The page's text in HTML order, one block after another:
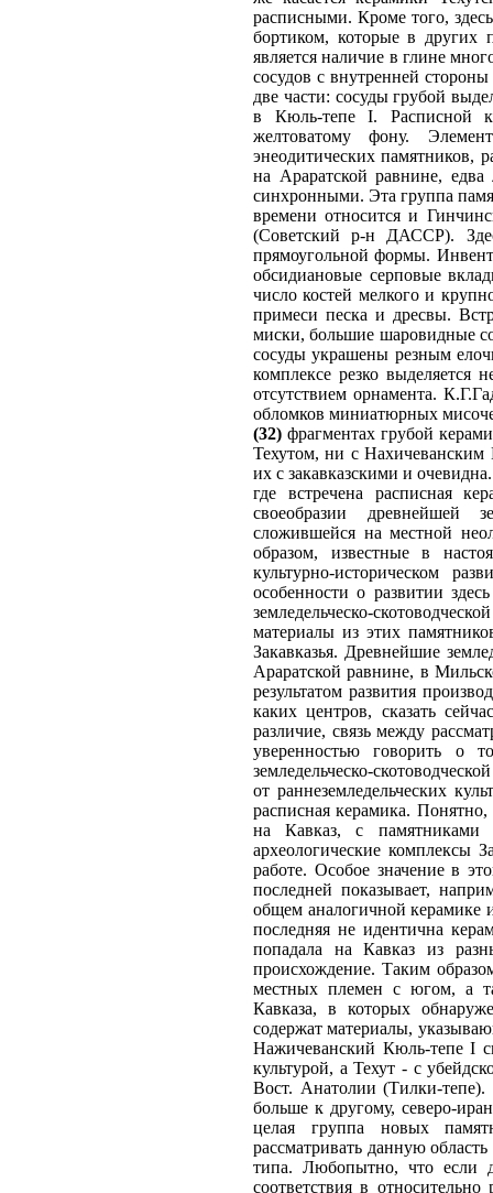
расписными. Кроме того,
бортиком, которые в других
является наличие в глине
сосудов с внутренней
две части: сосуды грубой
в Кюль-тепе I. Расписной
желтоватому фону.
энеодитических памятников,
на Араратской равнине,
синхронными. Эта группа
времени относится и
(Советский р-н ДАССР).
прямоугольной формы.
обсидиановые серповые
число костей мелкого и
примеси песка и дресвы.
миски, большие шаровидные
сосуды украшены резным
комплексе резко выделяется
отсутствием орнамента.
обломков миниатюрных
(32) фрагментах грубой
Техутом, ни с Нахичеванским
их с закавказскими и
где встречена расписная
своеобразии древнейшей
сложившейся на местной
образом, известные в
культурно-историческом
особенности о развитии
земледельческо-
материалы из этих
Закавказья. Древнейшие
Араратской равнине, в
результатом развития
каких центров, сказать
различие, связь между
уверенностью говорить о
земледельческо-
от раннеземледельческих
расписная керамика.
на Кавказ, с памятниками
археологические комплексы
работе. Особое значение в
последней показывает,
общем аналогичной керамике
последняя не идентична
попадала на Кавказ из
происхождение. Таким
местных племен с югом, а
Кавказа, в которых
содержат материалы,
Нажичеванский Кюль-тепе I
культурой, а Техут - с
Вост. Анатолии (Тилки-
больше к другому, северо-
целая группа новых
рассматривать данную
типа. Любопытно, что если
соответствия в